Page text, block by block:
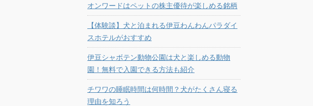
オンワードはペットの株主優待が楽しめる銘柄
【体験談】犬と泊まれる伊豆わんわんパラダイ
スホテルがおすすめ
伊豆シャボテン動物公園は犬と楽しめる動物
園！無料で入園できる方法も紹介
チワワの睡眠時間は何時間？犬がたくさん寝る
理由を知ろう